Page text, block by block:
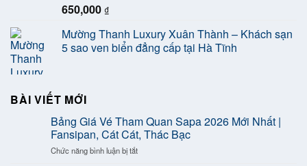
650,000 ₫
Mường Thanh Luxury Xuân Thành – Khách sạn
5 sao ven biển đẳng cấp tại Hà Tĩnh
BÀI VIẾT MỚI
Bảng Giá Vé Tham Quan Sapa 2026 Mới Nhất |
Fansipan, Cát Cát, Thác Bạc
Chức năng bình luận bị tắtở